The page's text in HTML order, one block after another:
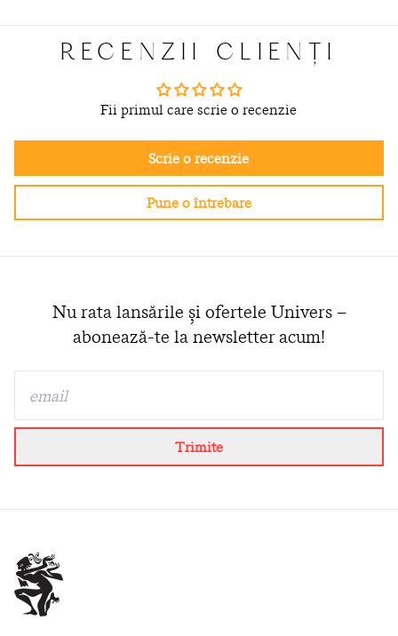
RECENZII CLIENȚI
Fii primul care scrie o recenzie
Scrie o recenzie
Pune o întrebare
Nu rata lansările și ofertele Univers –
abonează-te la newsletter acum!
Trimite